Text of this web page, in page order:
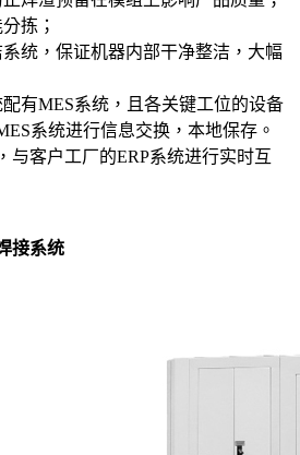
拣；
统，保证机器内部干净整洁，大幅
有MES系统，且各关键工位的设备
系统进行信息交换，本地保存。
与客户工厂的ERP系统进行实时互
接系统